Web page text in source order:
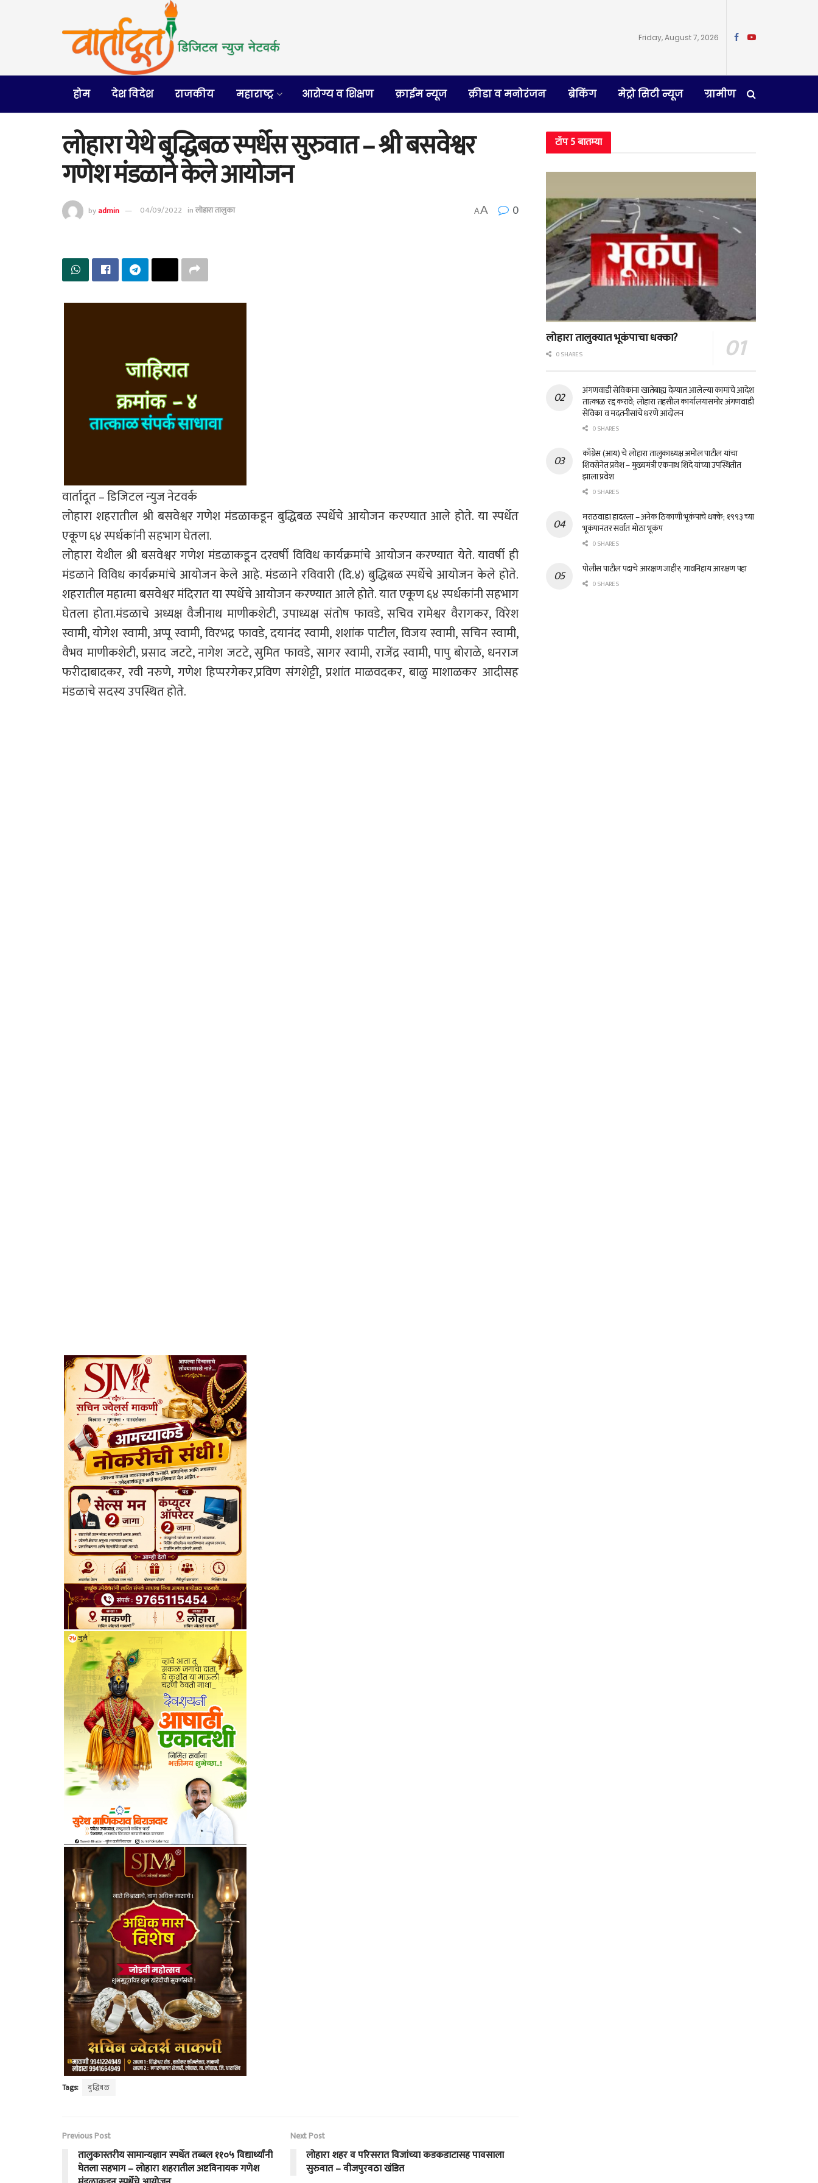
Friday, August 7, 2026
होम देश विदेश राजकीय महाराष्ट्र आरोग्य व शिक्षण क्राईम न्यूज क्रीडा व मनोरंजन ब्रेकिंग मेट्रो सिटी न्यूज ग्रामीण
लोहारा येथे बुद्धिबळ स्पर्धेस सुरुवात – श्री बसवेश्वर
गणेश मंडळाने केले आयोजन
byadmin 04/09/2022 inलोहारा तालुका AA 0
वार्तादूत – डिजिटल न्युज नेटवर्क
लोहारा शहरातील श्री बसवेश्वर गणेश मंडळाकडून बुद्धिबळ स्पर्धेचे आयोजन करण्यात आले होते. या स्पर्धेत
एकूण ६४ स्पर्धकांनी सहभाग घेतला.
लोहारा येथील श्री बसवेश्वर गणेश मंडळाकडून दरवर्षी विविध कार्यक्रमांचे आयोजन करण्यात येते. यावर्षी ही
मंडळाने विविध कार्यक्रमांचे आयोजन केले आहे. मंडळाने रविवारी (दि.४) बुद्धिबळ स्पर्धेचे आयोजन केले होते.
शहरातील महात्मा बसवेश्वर मंदिरात या स्पर्धेचे आयोजन करण्यात आले होते. यात एकूण ६४ स्पर्धकांनी सहभाग
घेतला होता.मंडळाचे अध्यक्ष वैजीनाथ माणीकशेटी, उपाध्यक्ष संतोष फावडे, सचिव रामेश्वर वैरागकर, विरेश
स्वामी, योगेश स्वामी, अप्पू स्वामी, विरभद्र फावडे, दयानंद स्वामी, शशांक पाटील, विजय स्वामी, सचिन स्वामी,
वैभव माणीकशेटी, प्रसाद जटटे, नागेश जटटे, सुमित फावडे, सागर स्वामी, राजेंद्र स्वामी, पापु बोराळे, धनराज
फरीदाबादकर, रवी नरुणे, गणेश हिप्परगेकर,प्रविण संगशेट्टी, प्रशांत माळवदकर, बाळु माशाळकर आदीसह
मंडळाचे सदस्य उपस्थित होते.
Tags: बुद्धिबळ
Previous Post
तालुकास्तरीय सामान्यज्ञान स्पर्धेत तब्बल ११०५ विद्यार्थ्यांनी
घेतला सहभाग – लोहारा शहरातील अष्टविनायक गणेश
Next Post
लोहारा शहर व परिसरात विजांच्या कडकडाटासह पावसाला
सुरुवात – वीजपुरवठा खंडित
टॉप 5 बातम्या
लोहारा तालुक्यात भूकंपाचा धक्का?
0 SHARES
अंगणवाडी सेविकांना खातेबाह्य देण्यात आलेल्या कामांचे आदेश
तात्काळ रद्द करावे; लोहारा तहसील कार्यालयासमोर अंगणवाडी
सेविका व मदतनीसांचे धरणे आंदोलन
0 SHARES
काँग्रेस (आय) चे लोहारा तालुकाध्यक्ष अमोल पाटील यांचा
शिवसेनेत प्रवेश – मुख्यमंत्री एकनाथ शिंदे यांच्या उपस्थितीत
झाला प्रवेश
0 SHARES
मराठवाडा हादरला – अनेक ठिकाणी भूकंपाचे धक्के; १९९३ च्या
भूकंपानंतर सर्वात मोठा भूकंप
0 SHARES
पोलीस पाटील पदाचे आरक्षण जाहीर; गावनिहाय आरक्षण पहा
0 SHARES